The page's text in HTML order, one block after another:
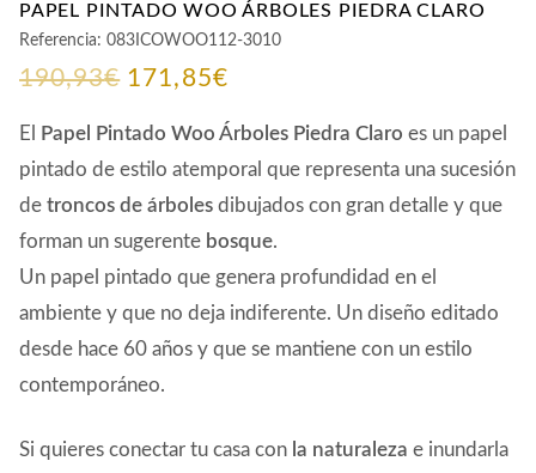
PAPEL PINTADO WOO ÁRBOLES PIEDRA CLARO
Referencia: 083ICOWOO112-3010
190,93€ El
precio
original
era:
190,93€.
171,85€El
precio
actual
es:
171,85€.
El Papel Pintado Woo Árboles Piedra Claro es un papel
pintado de estilo atemporal que representa una sucesión
de troncos de árboles dibujados con gran detalle y que
forman un sugerente bosque.
Un papel pintado que genera profundidad en el
ambiente y que no deja indiferente. Un diseño editado
desde hace 60 años y que se mantiene con un estilo
contemporáneo.
Si quieres conectar tu casa con la naturaleza e inundarla